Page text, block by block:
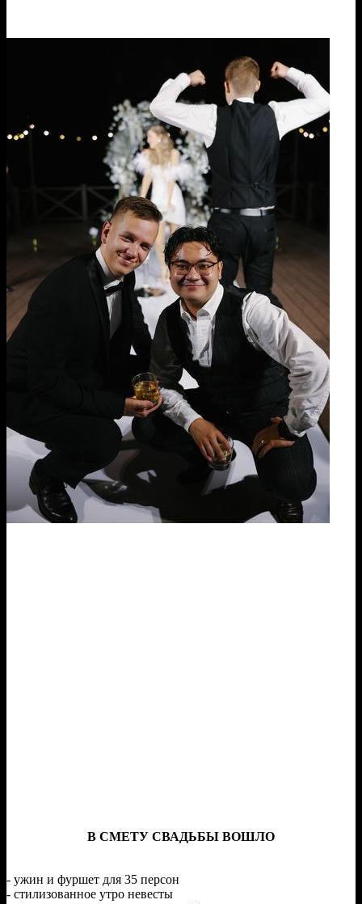
В СМЕТУ СВАДЬБЫ ВОШЛО
- ужин и фуршет для 35 персон
- стилизованное утро невесты